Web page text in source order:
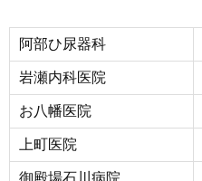
阿部ひ尿器科
岩瀬内科医院
お八幡医院
上町医院